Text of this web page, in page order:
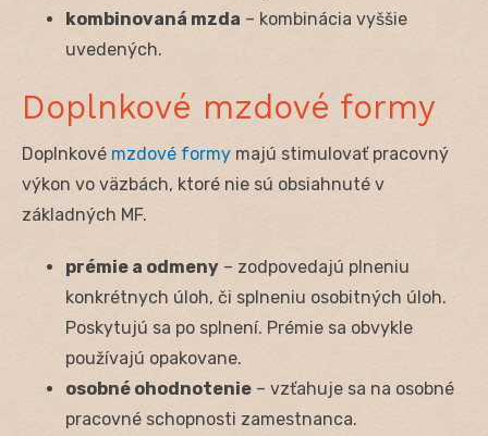
kombinovaná mzda – kombinácia vyššie
uvedených.
Doplnkové mzdové formy
Doplnkové mzdové formy majú stimulovať pracovný
výkon vo väzbách, ktoré nie sú obsiahnuté v
základných MF.
prémie a odmeny – zodpovedajú plneniu
konkrétnych úloh, či splneniu osobitných úloh.
Poskytujú sa po splnení. Prémie sa obvykle
používajú opakovane.
osobné ohodnotenie – vzťahuje sa na osobné
pracovné schopnosti zamestnanca.